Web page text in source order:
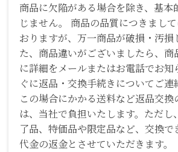
商品に欠陥がある場合を除き、基本
じません。 商品の品質につきまし
おりますが、万一商品が破損・汚損
た、商品違いがございましたら、商
に詳細をメールまたはお電話でお知
ぐに返品・交換手続きについてご連
この場合にかかる送料など返品交
は、当社で負担いたします。ただし
了品、特価品や限定品など、交換で
代金の返金とさせていただきます。